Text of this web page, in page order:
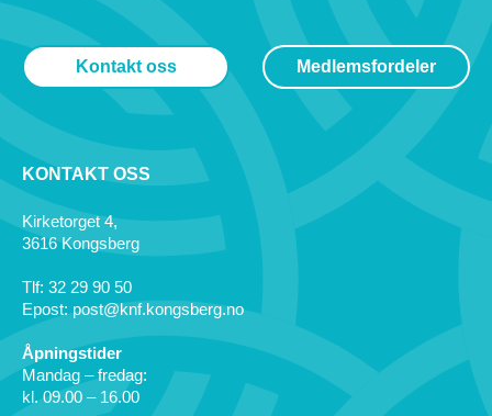
Kontakt oss Medlemsfordeler
KONTAKT OSS
Kirketorget 4,
3616 Kongsberg
Tlf: 32 29 90 50
Epost: post@knf.kongsberg.no
Åpningstider
Mandag – fredag:
kl. 09.00 – 16.00